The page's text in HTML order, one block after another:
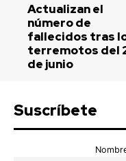
Actualizan el
número de
fallecidos tras
terremotos del
de junio
Suscríbete